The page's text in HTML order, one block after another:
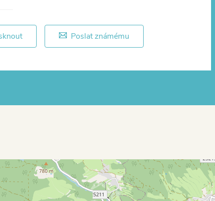
Poslat známému